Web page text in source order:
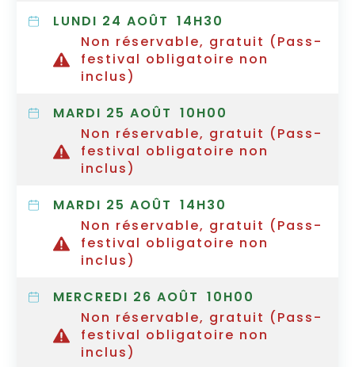
LUNDI 24 AOÛT 14H30
Non réservable, gratuit (Pass-
festival obligatoire non
inclus)
MARDI 25 AOÛT 10H00
Non réservable, gratuit (Pass-
festival obligatoire non
inclus)
MARDI 25 AOÛT 14H30
Non réservable, gratuit (Pass-
festival obligatoire non
inclus)
MERCREDI 26 AOÛT 10H00
Non réservable, gratuit (Pass-
festival obligatoire non
inclus)